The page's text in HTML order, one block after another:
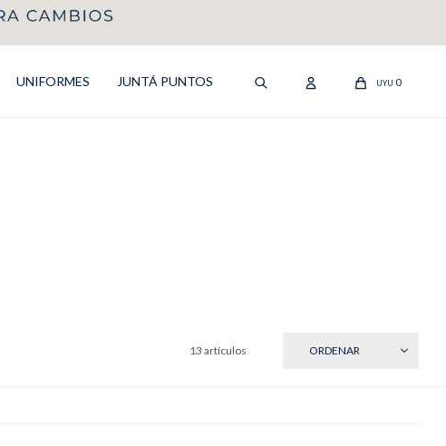
UNIFORMES JUNTÁ PUNTOS UYU 0
13 artículos